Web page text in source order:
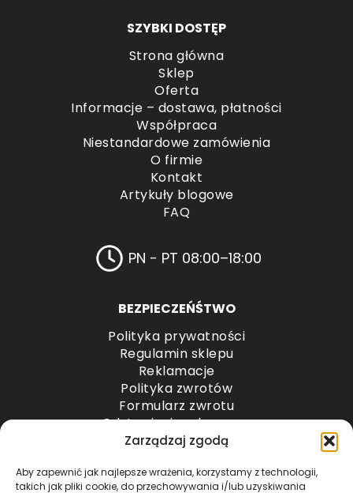
Zarządzaj zgodą
Aby zapewnić jak najlepsze wrażenia, korzystamy z technologii,
takich jak pliki cookie, do przechowywania i/lub uzyskiwania
SZYBKI DOSTĘP
Strona główna
Sklep
Oferta
Informacje – dostawa, płatności
Współpraca
Niestandardowe zamówienia
O firmie
Kontakt
Artykuły blogowe
FAQ
PN - PT 08:00–18:00
BEZPIECZEŃŚTWO
Polityka prywatności
Regulamin sklepu
Reklamacje
Polityka zwrotów
Formularz zwrotu
Odstąpienie od umowy
Odstąpienie od umowy – przesyłki paletowe
METODY PŁATNOŚCI